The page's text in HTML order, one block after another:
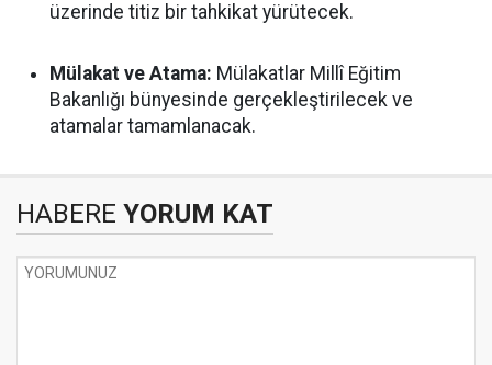
üzerinde titiz bir tahkikat yürütecek.
Mülakat ve Atama: Mülakatlar Millî Eğitim
Bakanlığı bünyesinde gerçekleştirilecek ve
atamalar tamamlanacak.
HABERE YORUM KAT